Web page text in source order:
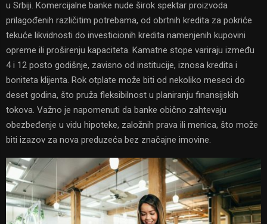
u Srbiji. Komercijalne banke nude širok spektar proizvoda
prilagođenih različitim potrebama, od obrtnih kredita za pokriće
tekuće likvidnosti do investicionih kredita namenjenih kupovini
opreme ili proširenju kapaciteta. Kamatne stope variraju između
4 i 12 posto godišnje, zavisno od institucije, iznosa kredita i
boniteta klijenta. Rok otplate može biti od nekoliko meseci do
deset godina, što pruža fleksibilnost u planiranju finansijskih
tokova. Važno je napomenuti da banke obično zahtevaju
obezbeđenje u vidu hipoteke, založnih prava ili menica, što može
biti izazov za nova preduzeća bez značajne imovine.